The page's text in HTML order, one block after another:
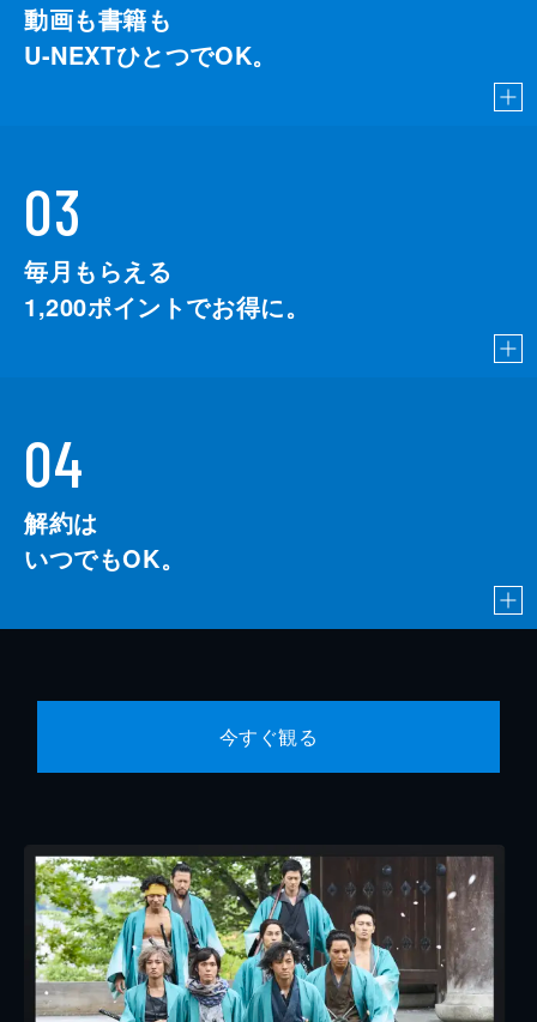
動画も書籍も
U-NEXTひとつでOK。
03
毎月もらえる
1,200ポイントでお得に。
04
解約は
いつでもOK。
今すぐ観る